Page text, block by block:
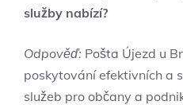
služby nabízí?
Odpověď: Pošta Újezd u
poskytování efektivních a
služeb pro občany a